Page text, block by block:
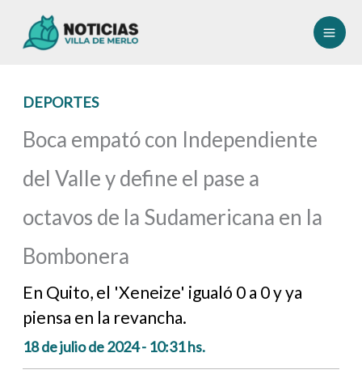
DEPORTES
Boca empató con Independiente
del Valle y define el pase a
octavos de la Sudamericana en la
Bombonera
En Quito, el 'Xeneize' igualó 0 a 0 y ya
piensa en la revancha.
18 de julio de 2024 - 10:31 hs.